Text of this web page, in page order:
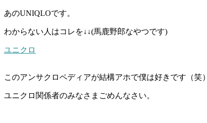
あのUNIQLOです。
わからない人はコレを↓↓(馬鹿野郎なやつです)
ユニクロ
このアンサクロペディアが結構アホで僕は好きです（笑）
ユニクロ関係者のみなさまごめんなさい。